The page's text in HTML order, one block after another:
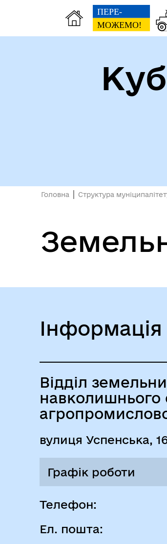
Головна Структура
Інформація
Відділ
вулиця Успенська,
Графік роботи
Понеділок
Телефон:
Ел. пошта: